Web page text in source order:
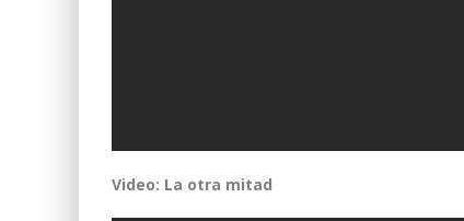
Video: La otra mitad